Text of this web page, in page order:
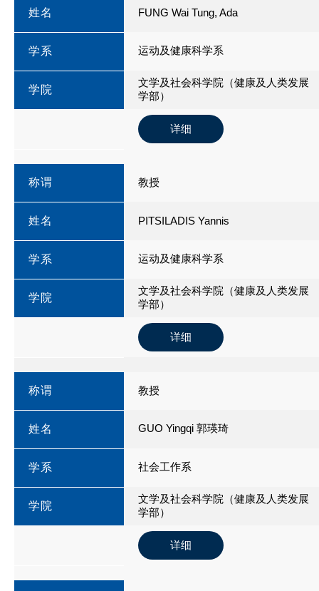
姓名 FUNG Wai Tung, Ada
学系 运动及健康科学系
学院
文学及社会科学院（健康及人类发展
学部）
详细
称谓 教授
姓名 PITSILADIS Yannis
学系 运动及健康科学系
学院
文学及社会科学院（健康及人类发展
学部）
详细
称谓 教授
姓名 GUO Yingqi 郭瑛琦
学系 社会工作系
学院
文学及社会科学院（健康及人类发展
学部）
详细